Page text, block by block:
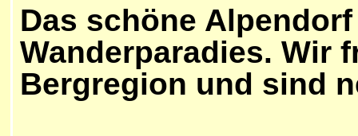
Das schöne
Wanderparadies. Wir
Bergregion und sind